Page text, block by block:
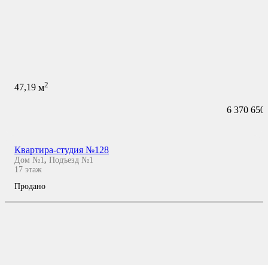
47,19 м2
6 370 650
Квартира-студия №128
Дом №1, Подъезд №1
17 этаж
Продано